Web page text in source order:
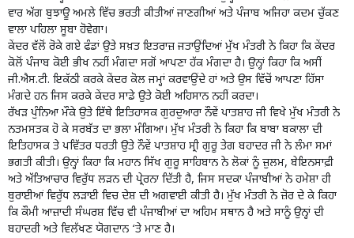
ਵਾਰ ਅੱਗ ਬੁਝਾਊ ਅਮਲੇ ਵਿੱਚ ਭਰਤੀ ਕੀਤੀਆਂ ਜਾਣਗੀਆਂ ਅਤੇ ਪੰਜਾਬ ਅਜਿਹਾ ਕਦਮ ਚੁੱਕਣ
ਵਾਲਾ ਪਹਿਲਾ ਸੂਬਾ ਹੋਵੇਗਾ।
ਕੇਂਦਰ ਵੱਲੋਂ ਰੋਕੇ ਗਏ ਫੰਡਾਂ ਉਤੇ ਸਖ਼ਤ ਇਤਰਾਜ਼ ਜਤਾਉਂਦਿਆਂ ਮੁੱਖ ਮੰਤਰੀ ਨੇ ਕਿਹਾ ਕਿ ਕੇਂਦਰ
ਕੋਲੋਂ ਪੰਜਾਬ ਕੋਈ ਭੀਖ ਨਹੀਂ ਮੰਗਦਾ ਸਗੋਂ ਆਪਣਾ ਹੱਕ ਮੰਗਦਾ ਹੈ। ਉਨ੍ਹਾਂ ਕਿਹਾ ਕਿ ਅਸੀਂ
ਜੀ.ਐਸ.ਟੀ. ਇਕੱਠੀ ਕਰਕੇ ਕੇਂਦਰ ਕੋਲ ਜਮ੍ਹਾਂ ਕਰਵਾਉਂਦੇ ਹਾਂ ਅਤੇ ਉਸ ਵਿੱਚੋਂ ਆਪਣਾ ਹਿੱਸਾ
ਮੰਗਦੇ ਹਨ ਜਿਸ ਕਰਕੇ ਕੇਂਦਰ ਸਾਡੇ ਉਤੇ ਕੋਈ ਅਹਿਸਾਨ ਨਹੀਂ ਕਰਦਾ।
ਰੱਖੜ ਪੁੰਨਿਆ ਮੌਕੇ ਉਤੇ ਇੱਥੇ ਇਤਿਹਾਸਕ ਗੁਰਦੁਆਰਾ ਨੌਵੇਂ ਪਾਤਸ਼ਾਹ ਜੀ ਵਿਖੇ ਮੁੱਖ ਮੰਤਰੀ ਨੇ
ਨਤਮਸਤਕ ਹੋ ਕੇ ਸਰਬੱਤ ਦਾ ਭਲਾ ਮੰਗਿਆ। ਮੁੱਖ ਮੰਤਰੀ ਨੇ ਕਿਹਾ ਕਿ ਬਾਬਾ ਬਕਾਲਾ ਦੀ
ਇਤਿਹਾਸਕ ਤੇ ਪਵਿੱਤਰ ਧਰਤੀ ਉਤੇ ਨੌਵੇਂ ਪਾਤਸ਼ਾਹ ਸ੍ਰੀ ਗੁਰੂ ਤੇਗ ਬਹਾਦਰ ਜੀ ਨੇ ਲੰਮਾ ਸਮਾਂ
ਭਗਤੀ ਕੀਤੀ। ਉਨ੍ਹਾਂ ਕਿਹਾ ਕਿ ਮਹਾਨ ਸਿੱਖ ਗੁਰੂ ਸਾਹਿਬਾਨ ਨੇ ਲੋਕਾਂ ਨੂੰ ਜ਼ੁਲਮ, ਬੇਇਨਸਾਫ਼ੀ
ਅਤੇ ਅੱਤਿਆਚਾਰ ਵਿਰੁੱਧ ਲੜਨ ਦੀ ਪ੍ਰੇਰਨਾ ਦਿੱਤੀ ਹੈ, ਜਿਸ ਸਦਕਾ ਪੰਜਾਬੀਆਂ ਨੇ ਹਮੇਸ਼ਾ ਹੀ
ਬੁਰਾਈਆਂ ਵਿਰੁੱਧ ਲੜਾਈ ਵਿਚ ਦੇਸ਼ ਦੀ ਅਗਵਾਈ ਕੀਤੀ ਹੈ। ਮੁੱਖ ਮੰਤਰੀ ਨੇ ਜ਼ੋਰ ਦੇ ਕੇ ਕਿਹਾ
ਕਿ ਕੌਮੀ ਆਜ਼ਾਦੀ ਸੰਘਰਸ਼ ਵਿੱਚ ਵੀ ਪੰਜਾਬੀਆਂ ਦਾ ਅਹਿਮ ਸਥਾਨ ਹੈ ਅਤੇ ਸਾਨੂੰ ਉਨ੍ਹਾਂ ਦੀ
ਬਹਾਦਰੀ ਅਤੇ ਵਿਲੱਖਣ ਯੋਗਦਾਨ ‘ਤੇ ਮਾਣ ਹੈ।